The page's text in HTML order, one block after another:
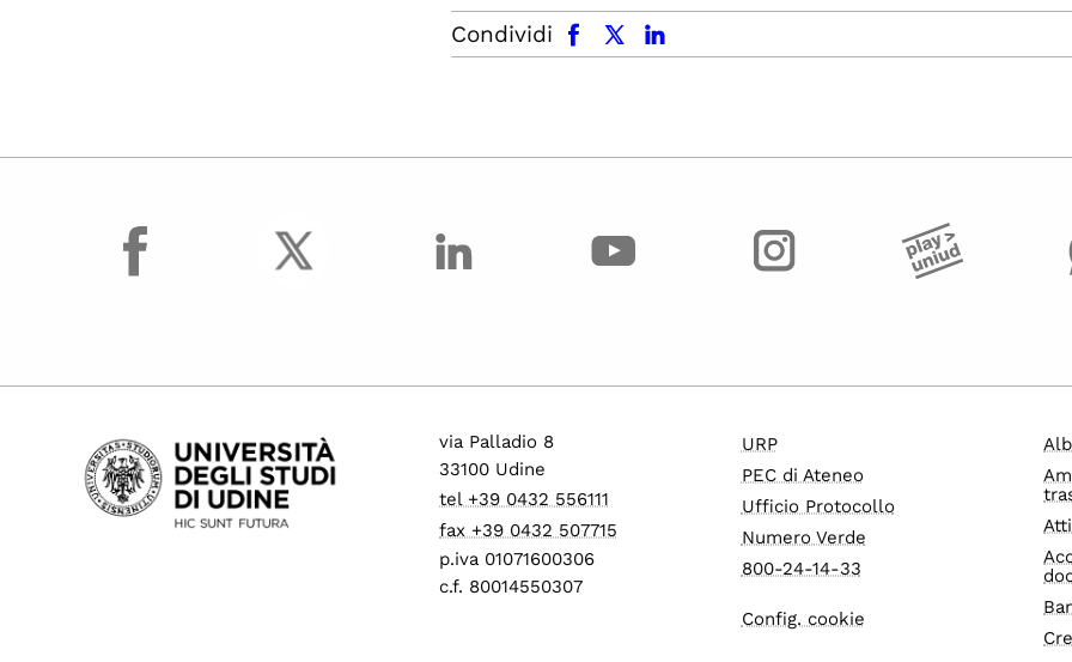
Condividi
facebook x.com linkedin
facebook
via Palladio 8
33100 Udine
tel +39 0432 556111
fax +39 0432 507715
p.iva 01071600306
c.f. 80014550307
URP
PEC di Ateneo
Ufficio Protocollo
Numero Verde
800-24-14-33
Config. cookie